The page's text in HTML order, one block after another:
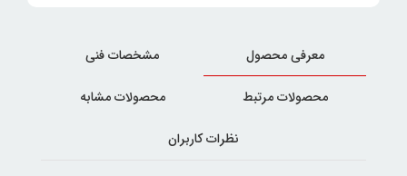
معرفی محصول مشخصات فنی
محصولات مرتبط محصولات مشابه
نظرات کاربران